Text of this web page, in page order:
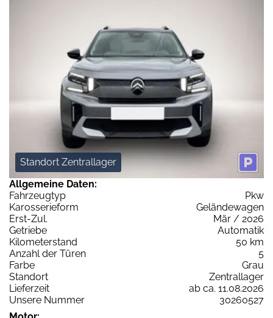
Standort Zentrallager
Allgemeine Daten:
Fahrzeugtyp
Pkw
Karosserieform
Geländewagen
Erst-Zul.
Mär / 2026
Getriebe
Automatik
Kilometerstand
50 km
Anzahl der Türen
5
Farbe
Grau
Standort
Zentrallager
Lieferzeit
ab ca. 11.08.2026
Unsere Nummer
30260527